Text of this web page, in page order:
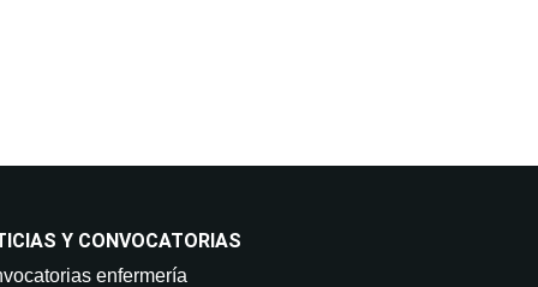
Y CONVOCATORIAS
enfermería